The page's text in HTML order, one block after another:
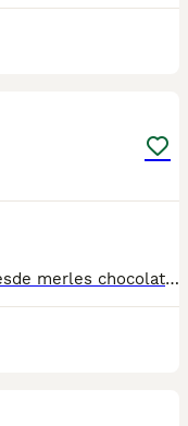
Camada de bulldog francés, están desde merles chocolates, hasta isabellas And tan. Se entregan con su vacuna correspondiente y cartilla veterinaria. Para más información preguntar por WhatsApp, el precio varía según sexo y color del cachorro. Están criados en casa. No son comprados ni traídos de ningún lado.